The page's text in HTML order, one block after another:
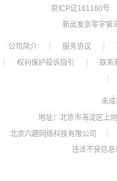
京ICP证161160号
新出发京零字第
公司简介 ┊ 服务协议 ┊
┊
权利保护投诉指引 ┊ 联系
┊
未
地址：北京市海淀区上
北京六趣网络科技有限公司
┊
违法不良信